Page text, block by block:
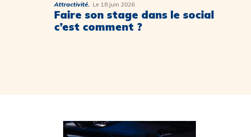
Attractivité. Le 18 juin 2026
Faire son stage dans le social
c’est comment ?